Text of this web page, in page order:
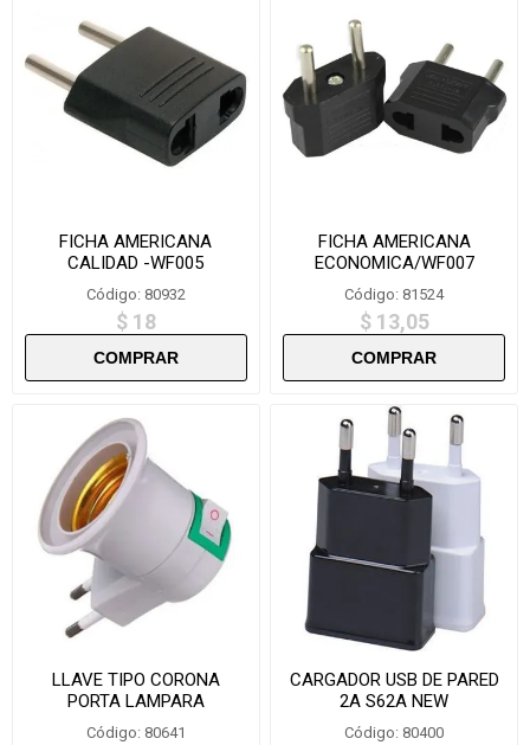
FICHA AMERICANA
CALIDAD -WF005
Código: 80932
$ 18
FICHA AMERICANA
ECONOMICA/WF007
Código: 81524
$ 13,05
LLAVE TIPO CORONA
PORTA LAMPARA
KG1200/DPDZ012- L444
Código: 80641
CARGADOR USB DE PARED
2A S62A NEW
Código: 80400